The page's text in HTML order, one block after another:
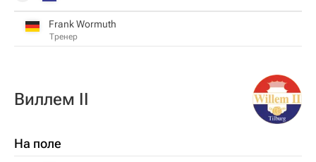
Frank Wormuth
Тренер
Виллем II
На поле